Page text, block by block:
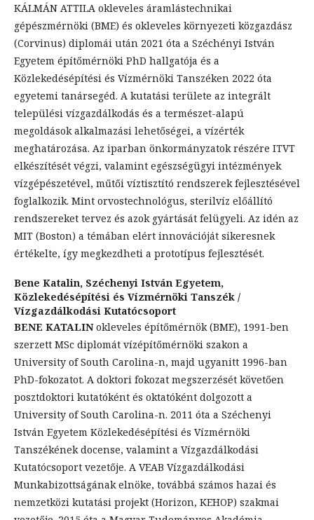
KÁLMÁN ATTILA okleveles áramlástechnikai
gépészmérnöki (BME) és okleveles környezeti közgazdász
(Corvinus) diplomái után 2021 óta a Széchényi István
Egyetem építőmérnöki PhD hallgatója és a
Közlekedésépítési és Vízmérnöki Tanszéken 2022 óta
egyetemi tanársegéd. A kutatási területe az integrált
települési vízgazdálkodás és a természet-alapú
megoldások alkalmazási lehetőségei, a vízérték
meghatározása. Az iparban önkormányzatok részére ITVT
elkészítését végzi, valamint egészségügyi intézmények
vízgépészetével, műtői víztisztító rendszerek fejlesztésével
foglalkozik. Mint orvostechnológus, sterilvíz előállító
rendszereket tervez és azok gyártását felügyeli. Az idén az
MIT (Boston) a témában elért innovációját sikeresnek
értékelte, így megkezdheti a prototípus fejlesztését.
Bene Katalin, Széchenyi István Egyetem,
Közlekedésépítési és Vízmérnöki Tanszék /
Vízgazdálkodási Kutatócsoport
BENE KATALINokleveles építőmérnök (BME), 1991-ben
szerzett MSc diplomát vízépítőmérnöki szakon a
University of South Carolina-n, majd ugyanitt 1996-ban
PhD-fokozatot. A doktori fokozat megszerzését követően
posztdoktori kutatóként és oktatóként dolgozott a
University of South Carolina-n. 2011 óta a Széchenyi
István Egyetem Közlekedésépítési és Vízmérnöki
Tanszékének docense, valamint a Vízgazdálkodási
Kutatócsoport vezetője. A VEAB Vízgazdálkodási
Munkabizottságának elnöke, továbbá számos hazai és
nemzetközi kutatási projekt (Horizon, KEHOP) szakmai